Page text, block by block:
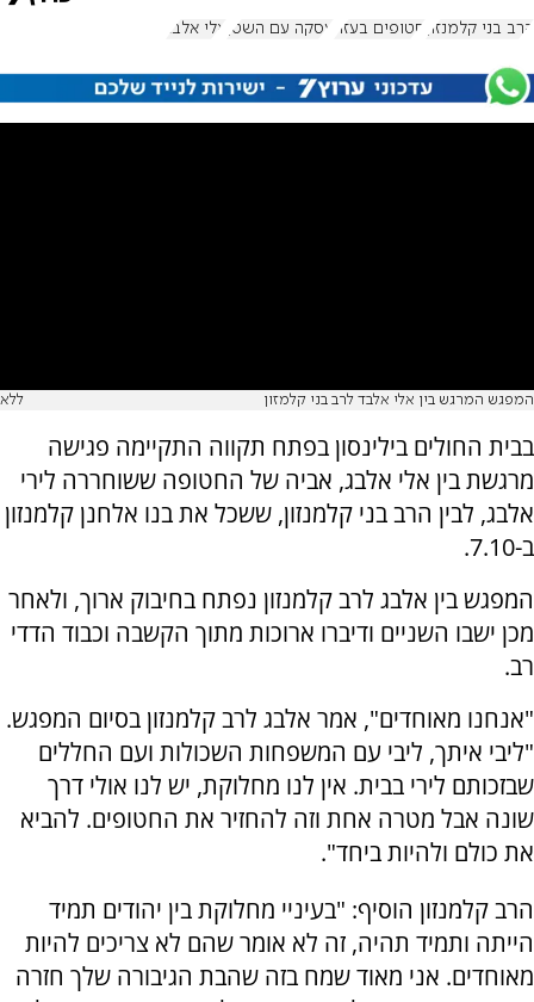
הרב בני קלמנזון חטופים בעזה עסקה עם השטן אלי אלבג
המפגש המרגש בין אלי אלבד לרב בני קלמזון ללא
בבית החולים בילינסון בפתח תקווה התקיימה פגישה
מרגשת בין אלי אלבג, אביה של החטופה ששוחררה לירי
אלבג, לבין הרב בני קלמנזון, ששכל את בנו אלחנן קלמנזון
ב-7.10.
המפגש בין אלבג לרב קלמנזון נפתח בחיבוק ארוך, ולאחר
מכן ישבו השניים ודיברו ארוכות מתוך הקשבה וכבוד הדדי
רב.
"אנחנו מאוחדים", אמר אלבג לרב קלמנזון בסיום המפגש.
"ליבי איתך, ליבי עם המשפחות השכולות ועם החללים
שבזכותם לירי בבית. אין לנו מחלוקת, יש לנו אולי דרך
שונה אבל מטרה אחת וזה להחזיר את החטופים. להביא
את כולם ולהיות ביחד".
הרב קלמנזון הוסיף: "בעיניי מחלוקת בין יהודים תמיד
הייתה ותמיד תהיה, זה לא אומר שהם לא צריכים להיות
מאוחדים. אני מאוד שמח בזה שהבת הגיבורה שלך חזרה